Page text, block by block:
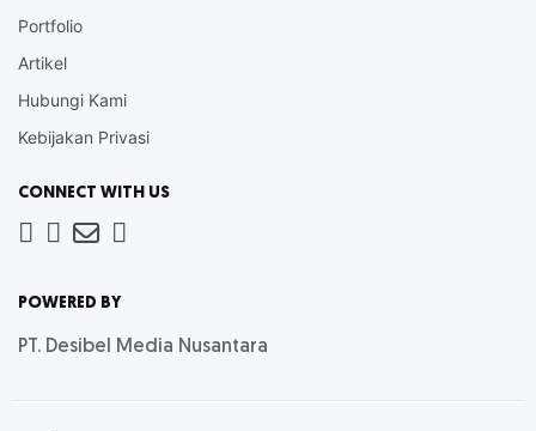
Portfolio
Artikel
Hubungi Kami
Kebijakan Privasi
CONNECT WITH US
Whatsapp
LinkedIn
POWERED BY
PT. Desibel Media Nusantara